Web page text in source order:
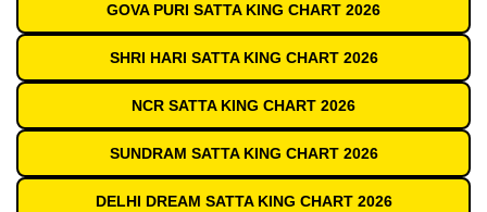
GOVA PURI SATTA KING CHART 2026
SHRI HARI SATTA KING CHART 2026
NCR SATTA KING CHART 2026
SUNDRAM SATTA KING CHART 2026
DELHI DREAM SATTA KING CHART 2026